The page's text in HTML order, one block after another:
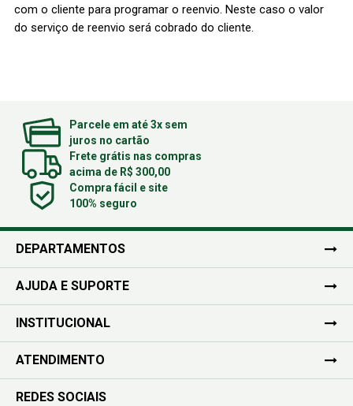
com o cliente para programar o reenvio. Neste caso o valor
do serviço de reenvio será cobrado do cliente.
Parcele em até 3x sem
juros no cartão
Frete grátis nas compras
acima de R$ 300,00
Compra fácil e site
100% seguro
DEPARTAMENTOS
AJUDA E SUPORTE
INSTITUCIONAL
ATENDIMENTO
REDES SOCIAIS